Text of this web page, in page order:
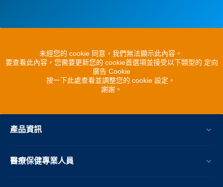
未經您的 cookie 同意，我們無法顯示此內容。
要查看此內容，您需要更新您的 cookie首選項並接受以下類型的 定向
廣告 Cookie
按一下此處查看並調整您的 cookie 設定。
謝謝。
產品資訊
醫療保健專業人員